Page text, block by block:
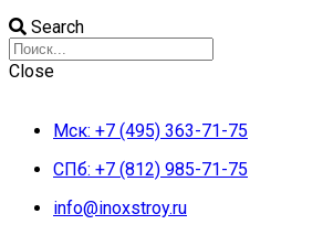
Search
Close
Мск: +7 (495) 363-71-75
СПб: +7 (812) 985-71-75
info@inoxstroy.ru